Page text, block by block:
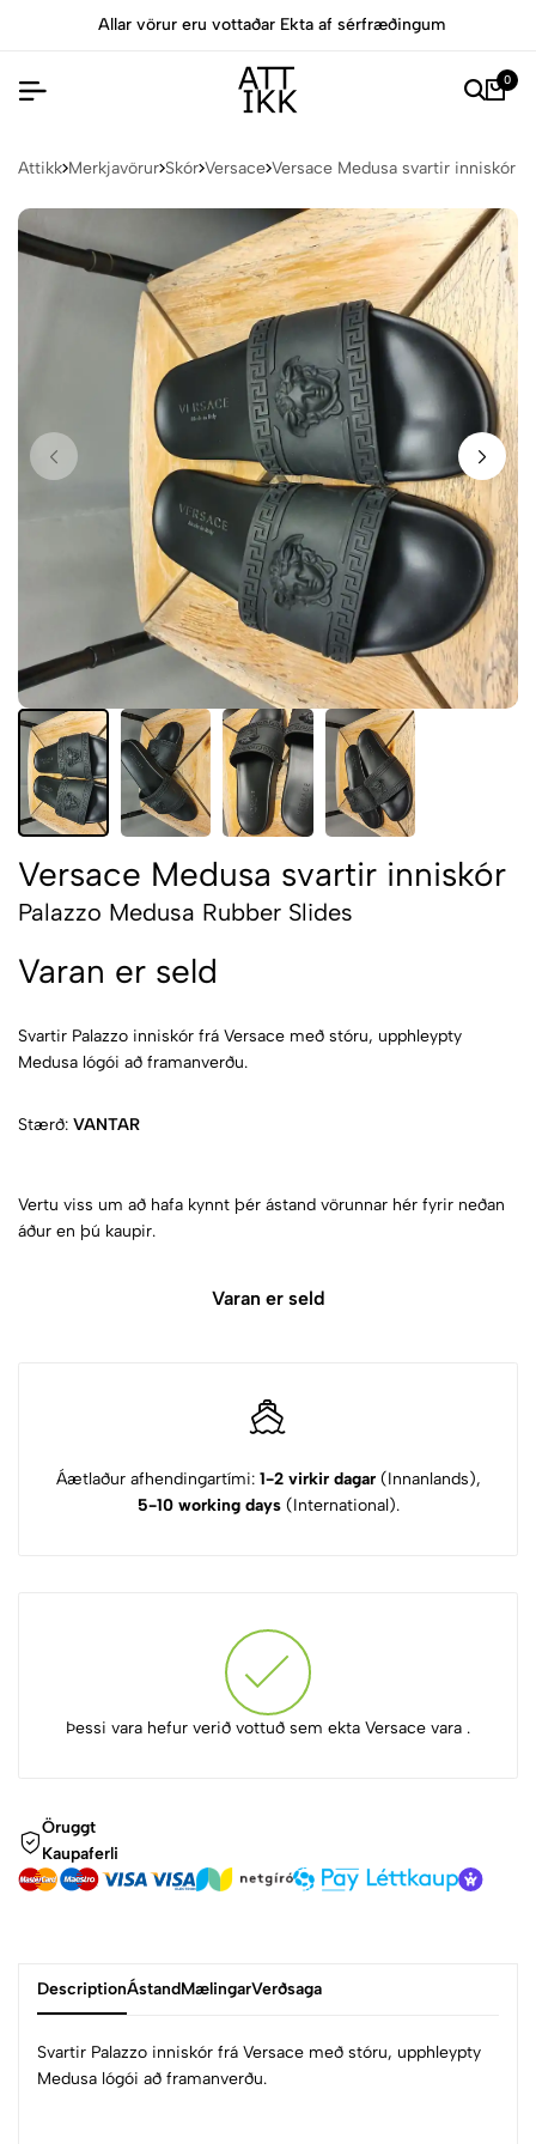
Allar vörur eru vottaðar Ekta af sérfræðingum
0
Attikk Merkjavörur Skór Versace Versace Medusa svartir inniskór
Versace Medusa svartir inniskór
Palazzo Medusa Rubber Slides
Varan er seld
Svartir Palazzo inniskór frá Versace með stóru, upphleypty
Medusa lógói að framanverðu.
Stærð: VANTAR
Vertu viss um að hafa kynnt þér ástand vörunnar hér fyrir neðan
áður en þú kaupir.
Varan er seld
Áætlaður afhendingartími: 1-2 virkir dagar (Innanlands),
5-10 working days(International).
Þessi vara hefur verið vottuð sem ekta Versace vara .
Öruggt
Kaupaferli
DescriptionÁstandMælingarVerðsaga
Svartir Palazzo inniskór frá Versace með stóru, upphleypty
Medusa lógói að framanverðu.